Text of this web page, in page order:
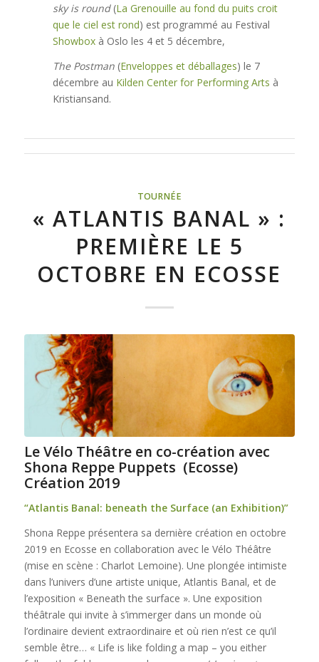
sky is round(La Grenouille au fond du puits croit
que le ciel est rond) est programmé au Festival
Showboxà Oslo les 4 et 5 décembre,
The Postman(Enveloppes et déballages) le 7
décembre au Kilden Center for Performing Arts à
Kristiansand.
TOURNÉE
« ATLANTIS BANAL » :
PREMIÈRE LE 5
OCTOBRE EN ECOSSE
Le Vélo Théâtre en co-création avec
Shona Reppe Puppets (Ecosse)
Création 2019
“Atlantis Banal: beneath the Surface (an Exhibition)”
Shona Reppe présentera sa dernière création en octobre
2019 en Ecosse en collaboration avec le Vélo Théâtre
(mise en scène : Charlot Lemoine). Une plongée intimiste
dans l’univers d’une artiste unique, Atlantis Banal, et de
l’exposition « Beneath the surface ». Une exposition
théâtrale qui invite à s’immerger dans un monde où
l’ordinaire devient extraordinaire et où rien n’est ce qu’il
semble être… « Life is like folding a map – you either